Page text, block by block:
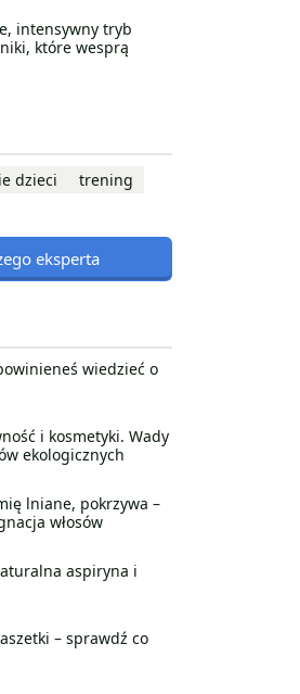
intensywny tryb
które wesprą
dzieci trening
eksperta
wiedzieć o
i kosmetyki. Wady
ekologicznych
lniane, pokrzywa –
włosów
aspiryna i
– sprawdź co